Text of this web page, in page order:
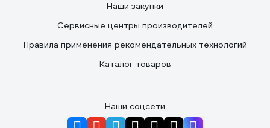
Наши закупки
Сервисные центры производителей
Правила применения рекомендательных технологий
Каталог товаров
Наши соцсети